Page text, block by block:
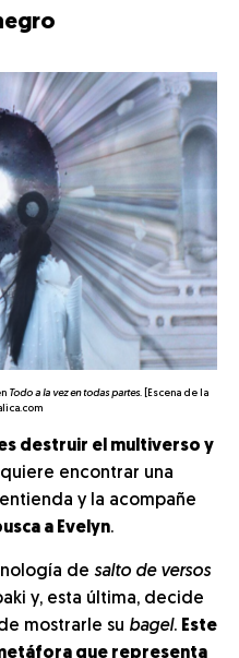
Todo a la vez en todas partes. [Escena de la
destruir el multiverso y
encontrar una
y la acompañe
a Evelyn.
de salto de versos
y, esta última, decide
mostrarle su bagel. Este
que representa